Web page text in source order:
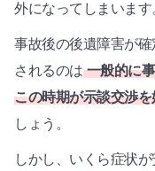
外になってしまいます
事故後の後遺障害が
されるのは 一般的に
この時期が示談交渉
しょう。
しかし、いくら症状